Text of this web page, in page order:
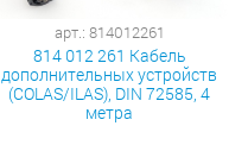
арт.: 814012261
814 012 261 Кабель
дополнительных устройств
(COLAS/ILAS), DIN 72585, 4
метра